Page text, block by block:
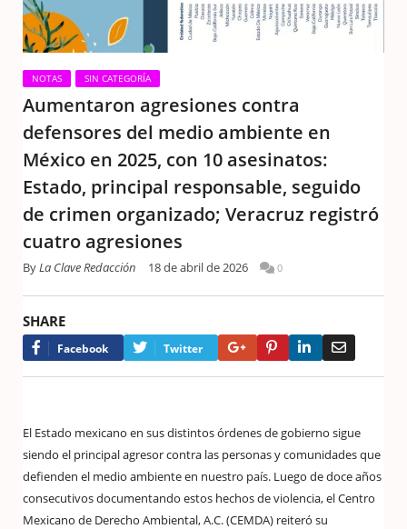
NOTAS SIN CATEGORÍA
Aumentaron agresiones contra
defensores del medio ambiente en
México en 2025, con 10 asesinatos:
Estado, principal responsable, seguido
de crimen organizado; Veracruz registró
cuatro agresiones
ByLa Clave Redacción 18 de abril de 2026 0
SHARE
Facebook Twitter Google+PinterestLinkedIn
El Estado mexicano en sus distintos órdenes de gobierno sigue
siendo el principal agresor contra las personas y comunidades que
defienden el medio ambiente en nuestro país. Luego de doce años
consecutivos documentando estos hechos de violencia, el Centro
Mexicano de Derecho Ambiental, A.C. (CEMDA) reiteró su